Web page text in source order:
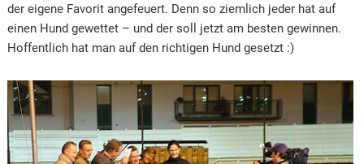
der eigene Favorit angefeuert. Denn so ziemlich jeder hat auf
einen Hund gewettet – und der soll jetzt am besten gewinnen.
Hoffentlich hat man auf den richtigen Hund gesetzt :)